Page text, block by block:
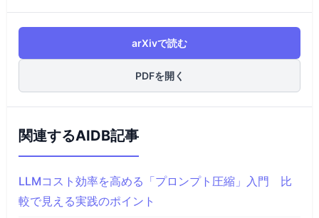
arXivで読む
PDFを開く
関連するAIDB記事
LLMコスト効率を高める「プロンプト圧縮」入門 比
較で見える実践のポイント